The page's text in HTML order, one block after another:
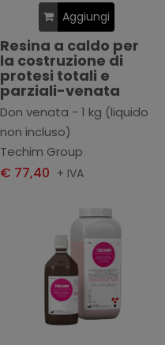
Aggiungi
Resina a caldo per
la costruzione di
protesi totali e
parziali-venata
Don venata - 1 kg (liquido
non incluso)
Techim Group
€ 77,40 + IVA